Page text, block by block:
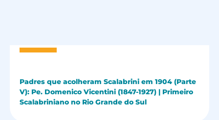
Padres que acolheram Scalabrini em 1904 (Parte
V): Pe. Domenico Vicentini (1847-1927) | Primeiro
Scalabriniano no Rio Grande do Sul